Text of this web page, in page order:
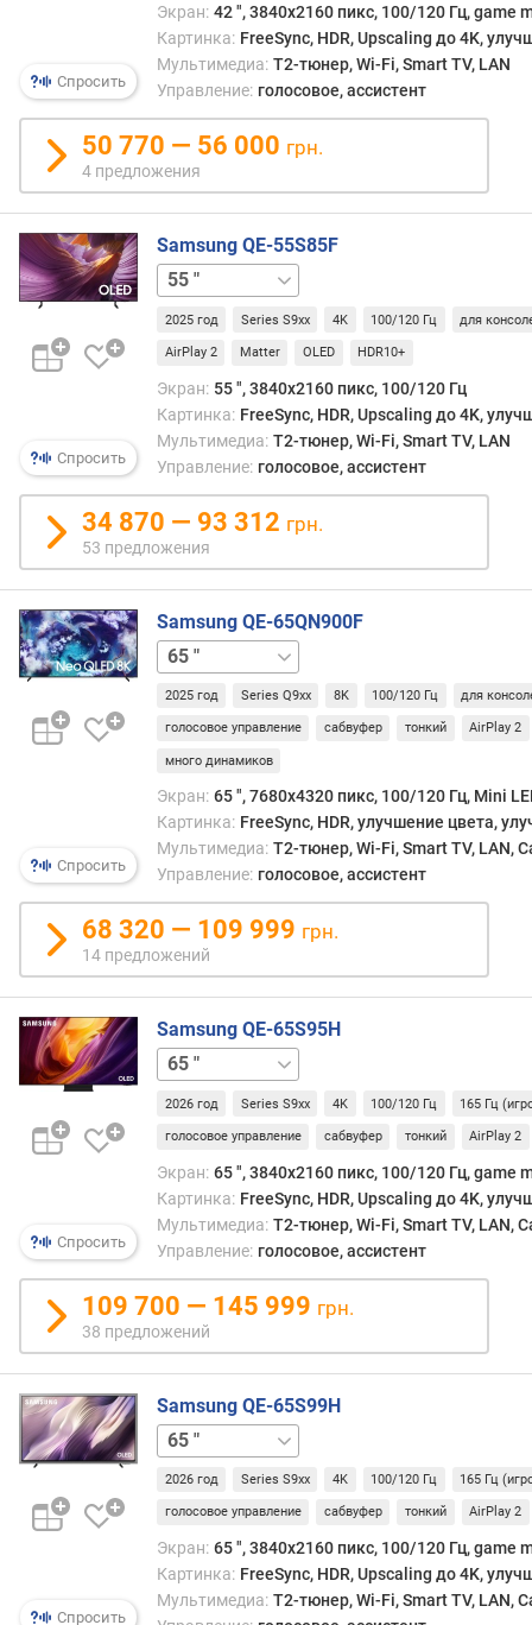
а
о
(
Г
ц
)
ч
а
т
а
м
ы
к
а
д
р
о
р
о
в
о
й
р
ж
и
м
(
Г
ц
в
е
т
о
в
о
й
о
в
а
Спросить
Экран: 42 ", 3840x2160 пикс, 100/120 Гц, game
Картинка: FreeSync, HDR, Upscaling до 4K,
Мультимедиа: T2-тюнер, Wi-Fi, Smart TV, LAN
Управление: голосовое, ассистент
50 770 — 56 000 грн.
4 предложения
Спросить
Samsung QE-55S85F
65 "77 "
2025 год Series S9xx 4K 100/120 Гц для
AirPlay 2 Matter OLED HDR10+
Экран: 55 ", 3840x2160 пикс, 100/120 Гц
Картинка: FreeSync, HDR, Upscaling до 4K,
Мультимедиа: T2-тюнер, Wi-Fi, Smart TV, LAN
Управление: голосовое, ассистент
34 870 — 93 312 грн.
53 предложения
Спросить
Samsung QE-65QN900F
75 "85 "
2025 год Series Q9xx 8K 100/120 Гц для
голосовое управление сабвуфер тонкий AirPlay 2
много динамиков
Экран: 65 ", 7680x4320 пикс, 100/120 Гц, Mini
Картинка: FreeSync, HDR, улучшение цвета,
Мультимедиа: T2-тюнер, Wi-Fi, Smart TV, LAN,
Управление: голосовое, ассистент
68 320 — 109 999 грн.
14 предложений
Спросить
Samsung QE-65S95H
48 "55 "
2026 год Series S9xx 4K 100/120 Гц 165 Гц
голосовое управление сабвуфер тонкий AirPlay 2
Экран: 65 ", 3840x2160 пикс, 100/120 Гц, game
Картинка: FreeSync, HDR, Upscaling до 4K,
Мультимедиа: T2-тюнер, Wi-Fi, Smart TV, LAN,
Управление: голосовое, ассистент
109 700 — 145 999 грн.
38 предложений
Спросить
Samsung QE-65S99H
55 "77 "
2026 год Series S9xx 4K 100/120 Гц 165 Гц
голосовое управление сабвуфер тонкий AirPlay 2
Экран: 65 ", 3840x2160 пикс, 100/120 Гц, game
Картинка: FreeSync, HDR, Upscaling до 4K,
Мультимедиа: T2-тюнер, Wi-Fi, Smart TV, LAN,